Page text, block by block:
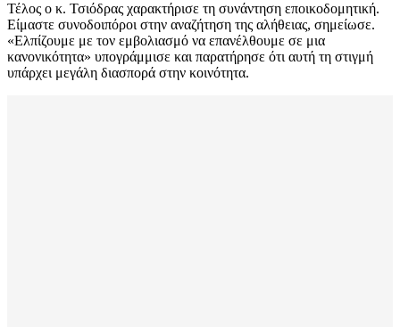
Τέλος ο κ. Τσιόδρας χαρακτήρισε τη συνάντηση εποικοδομητική.
Είμαστε συνοδοιπόροι στην αναζήτηση της αλήθειας, σημείωσε.
«Ελπίζουμε με τον εμβολιασμό να επανέλθουμε σε μια
κανονικότητα» υπογράμμισε και παρατήρησε ότι αυτή τη στιγμή
υπάρχει μεγάλη διασπορά στην κοινότητα.